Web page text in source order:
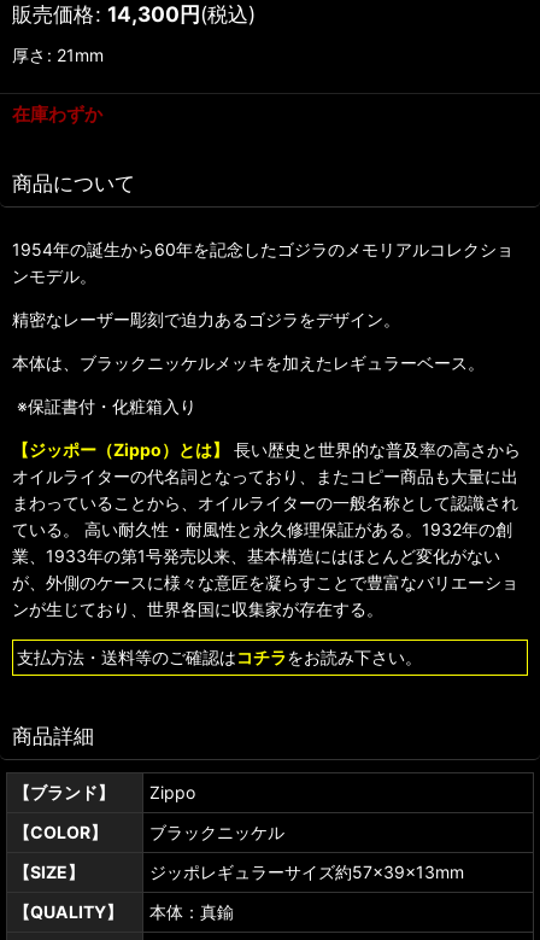
販売価格: 14,300円(税込)
厚さ : 21mm
在庫わずか
商品について
1954年の誕生から60年を記念したゴジラのメモリアルコレクショ
ンモデル。
精密なレーザー彫刻で迫力あるゴジラをデザイン。
本体は、ブラックニッケルメッキを加えたレギュラーベース。
※保証書付・化粧箱入り
【ジッポー（Zippo）とは】
長い歴史と世界的な普及率の高さから
オイルライターの代名詞となっており、またコピー商品も大量に出
まわっていることから、オイルライターの一般名称として認識され
ている。 高い耐久性・耐風性と永久修理保証がある。1932年の創
業、1933年の第1号発売以来、基本構造にはほとんど変化がない
が、外側のケースに様々な意匠を凝らすことで豊富なバリエーショ
ンが生じており、世界各国に収集家が存在する。
支払方法・送料等のご確認はコチラをお読み下さい。
商品詳細
【ブランド】
Zippo
【COLOR】
ブラックニッケル
【SIZE】
ジッポレギュラーサイズ約57×39×13mm
【QUALITY】
本体：真鍮